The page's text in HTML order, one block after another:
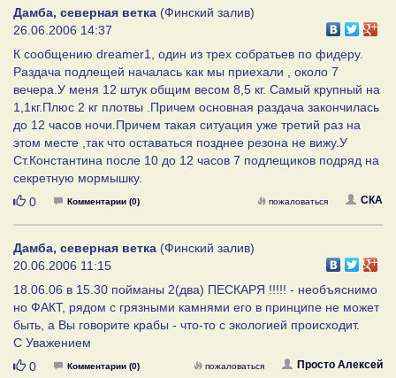
Дамба, северная ветка (Финский залив)
26.06.2006 14:37
К сообщению dreamer1, один из трех собратьев по фидеру.
Раздача подлещей началась как мы приехали , около 7
вечера.У меня 12 штук общим весом 8,5 кг. Самый крупный на
1,1кг.Плюс 2 кг плотвы .Причем основная раздача закончилась
до 12 часов ночи.Причем такая ситуация уже третий раз на
этом месте ,так что оставаться позднее резона не вижу.У
Ст.Константина после 10 до 12 часов 7 подлещиков подряд на
секретную мормышку.
Нравится
0 Комментарии (0) СКА
пожаловаться
Дамба, северная ветка (Финский залив)
20.06.2006 11:15
18.06.06 в 15.30 пойманы 2(два) ПЕСКАРЯ !!!!! - необъяснимо
но ФАКТ, рядом с грязными камнями его в принципе не может
быть, а Вы говорите крабы - что-то с экологией происходит.
С Уважением
Нравится
0 Комментарии (0) Просто Алексей
пожаловаться